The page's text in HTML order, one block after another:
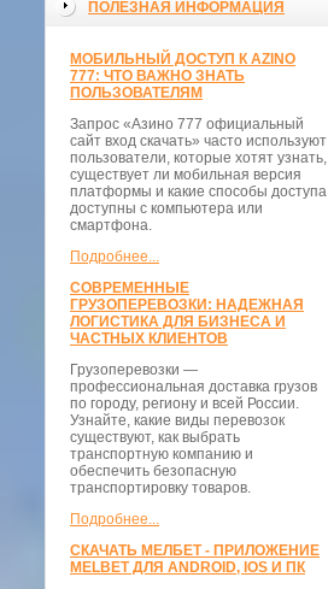
ПОЛЕЗНАЯ ИНФОРМАЦИЯ
МОБИЛЬНЫЙ ДОСТУП К AZINO
777: ЧТО ВАЖНО ЗНАТЬ
ПОЛЬЗОВАТЕЛЯМ
Запрос «Азино 777 официальный
сайт вход скачать» часто используют
пользователи, которые хотят узнать,
существует ли мобильная версия
платформы и какие способы доступа
доступны с компьютера или
смартфона.
Подробнее...
СОВРЕМЕННЫЕ
ГРУЗОПЕРЕВОЗКИ: НАДЕЖНАЯ
ЛОГИСТИКА ДЛЯ БИЗНЕСА И
ЧАСТНЫХ КЛИЕНТОВ
Грузоперевозки —
профессиональная доставка грузов
по городу, региону и всей России.
Узнайте, какие виды перевозок
существуют, как выбрать
транспортную компанию и
обеспечить безопасную
транспортировку товаров.
Подробнее...
СКАЧАТЬ МЕЛБЕТ - ПРИЛОЖЕНИЕ
MELBET ДЛЯ ANDROID, IOS И ПК